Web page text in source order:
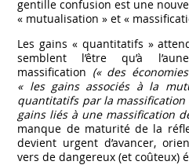
gentille confusion est une
« mutualisation » et «
Les gains « quantitatifs »
semblent l’être qu’à
massification (« des
« les gains associés à la
quantitatifs par la massification
gains liés à une massification
manque de maturité de la
devient urgent d’avancer,
vers de dangereux (et coûteux)